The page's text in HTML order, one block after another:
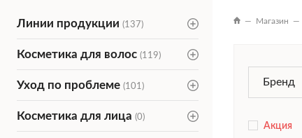
Линии продукции (137)
Косметика для волос (119)
Уход по проблеме (101)
Косметика для лица (0)
Магазин
Бренд
Акция